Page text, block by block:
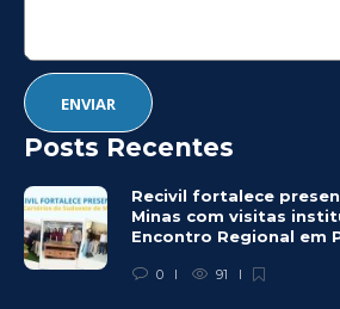
Posts Recentes
Recivil fortalece
Minas com visitas
Encontro Regional em
0 91